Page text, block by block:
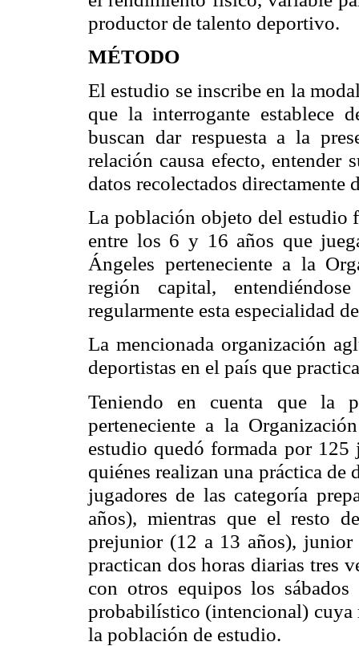
productor de talento deportivo.
MÉTODO
El estudio se inscribe en la
que la interrogante establece
buscan dar respuesta a la
relación causa efecto, entender
datos recolectados directamente
La población objeto del estudio
entre los 6 y 16 años que
Ángeles perteneciente a la
región capital,
regularmente esta especialidad
La mencionada organización
deportistas en el país que
Teniendo en cuenta que la
perteneciente a la
estudio quedó formada por
quiénes realizan una práctica de
jugadores de las categoría
años), mientras que el resto
prejunior(12 a 13 años), junior
practican dos horas diarias tres
con otros equipos los
probabilístico (intencional) cuya
la población de estudio.